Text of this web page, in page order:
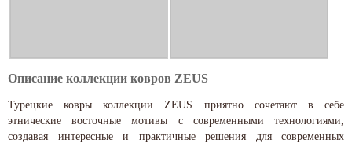
Описание коллекции ковров ZEUS
Турецкие ковры коллекции ZEUS приятно сочетают в себе
этнические восточные мотивы с современными технологиями,
создавая интересные и практичные решения для современных